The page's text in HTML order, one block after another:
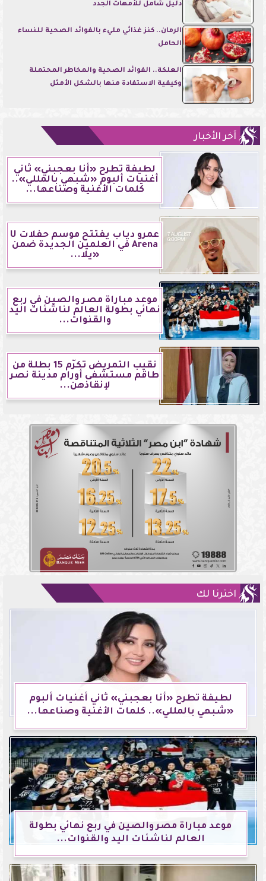
دليل شامل للأمهات الجدد
الرمان.. كنز غذائي مليء بالفوائد الصحية للنساء
الحامل
العلكة.. الفوائد الصحية والمخاطر المحتملة
وكيفية الاستفادة منها بالشكل الأمثل
آخر الأخبار
لطيفة تطرح «أنا بعجبني» ثاني
أغنيات ألبوم «شبهي بالمللي»..
كلمات الأغنية وصناعها...
عمرو دياب يفتتح موسم حفلات U
Arena في العلمين الجديدة ضمن
«يلا...
موعد مباراة مصر والصين في ربع
نهائي بطولة العالم لناشئات اليد
والقنوات...
نقيب التمريض تكرّم 15 بطلة من
طاقم مستشفى أورام مدينة نصر
لإنقاذهن...
اخترنا لك
لطيفة تطرح «أنا بعجبني» ثاني أغنيات ألبوم
«شبهي بالمللي».. كلمات الأغنية وصناعها...
موعد مباراة مصر والصين في ربع نهائي بطولة
العالم لناشئات اليد والقنوات...